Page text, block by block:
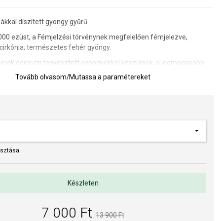
díszített gyöngy gyűrű.
ezüst, a Fémjelzési törvénynek megfelelően fémjelezve,
természetes fehér gyöngy.
édesvízi tenyésztett gyöngyökkel készülnek, a legmagasabb
a kivitelezés minősége elsőrendű számunkra. Felületkezelésünk,
Tovább olvasom/Mutassa a paramétereket
Készleten
7 000 Ft 13 900 Ft